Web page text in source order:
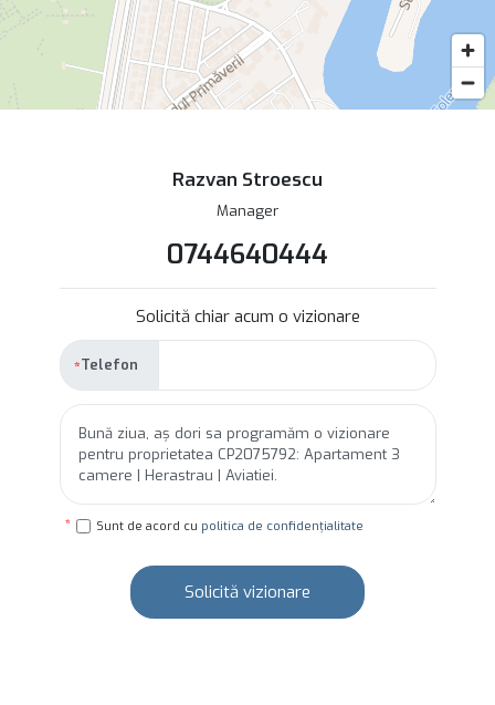
Razvan Stroescu
Manager
0744640444
Solicită chiar acum o vizionare
Telefon
Sunt de acord cu politica de confidențialitate
Solicită vizionare